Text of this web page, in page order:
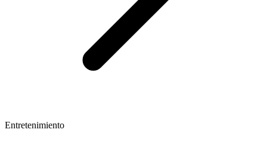
Entretenimiento